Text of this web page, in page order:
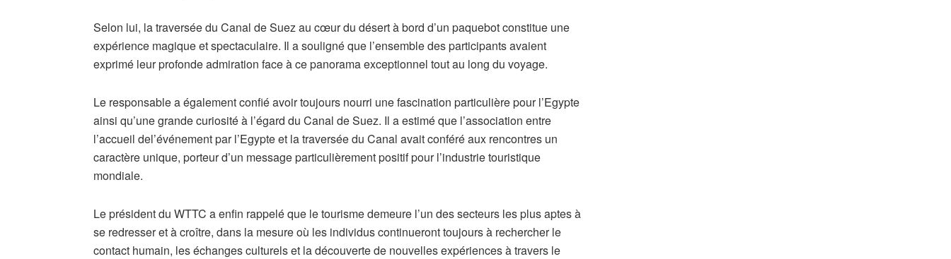
Selon lui, la traversée du Canal de Suez au cœur du désert à bord d’un paquebot constitue une
expérience magique et spectaculaire. Il a souligné que l’ensemble des participants avaient
exprimé leur profonde admiration face à ce panorama exceptionnel tout au long du voyage.
Le responsable a également confié avoir toujours nourri une fascination particulière pour l’Egypte
ainsi qu’une grande curiosité à l’égard du Canal de Suez. Il a estimé que l’association entre
l’accueil del’événement par l’Egypte et la traversée du Canal avait conféré aux rencontres un
caractère unique, porteur d’un message particulièrement positif pour l’industrie touristique
mondiale.
Le président du WTTC a enfin rappelé que le tourisme demeure l’un des secteurs les plus aptes à
se redresser et à croître, dans la mesure où les individus continueront toujours à rechercher le
contact humain, les échanges culturels et la découverte de nouvelles expériences à travers le